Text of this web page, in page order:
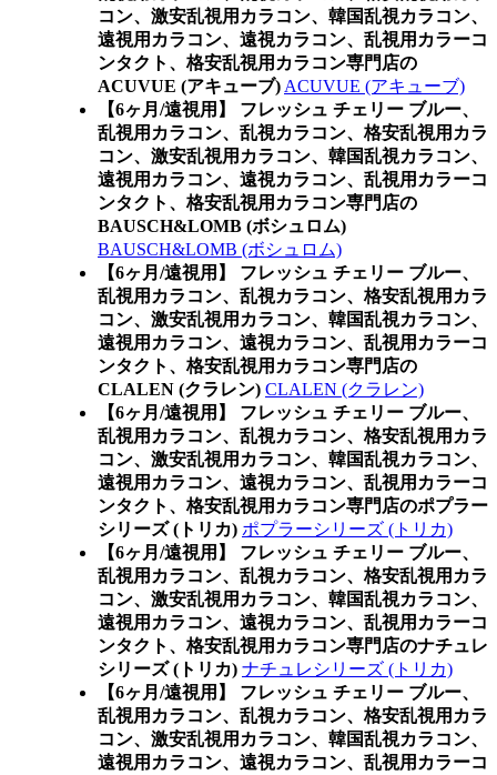
コン、激安乱視用カラコン、韓国乱視カラコン、
遠視用カラコン、遠視カラコン、乱視用カラーコ
ンタクト、格安乱視用カラコン専門店の
ACUVUE (アキューブ) ACUVUE (アキューブ)
【6ヶ月/遠視用】 フレッシュ チェリー ブルー、
乱視用カラコン、乱視カラコン、格安乱視用カラ
コン、激安乱視用カラコン、韓国乱視カラコン、
遠視用カラコン、遠視カラコン、乱視用カラーコ
ンタクト、格安乱視用カラコン専門店の
BAUSCH&LOMB (ボシュロム)
BAUSCH&LOMB (ボシュロム)
【6ヶ月/遠視用】 フレッシュ チェリー ブルー、
乱視用カラコン、乱視カラコン、格安乱視用カラ
コン、激安乱視用カラコン、韓国乱視カラコン、
遠視用カラコン、遠視カラコン、乱視用カラーコ
ンタクト、格安乱視用カラコン専門店の
CLALEN (クラレン) CLALEN (クラレン)
【6ヶ月/遠視用】 フレッシュ チェリー ブルー、
乱視用カラコン、乱視カラコン、格安乱視用カラ
コン、激安乱視用カラコン、韓国乱視カラコン、
遠視用カラコン、遠視カラコン、乱視用カラーコ
ンタクト、格安乱視用カラコン専門店のポプラー
シリーズ (トリカ) ポプラーシリーズ (トリカ)
【6ヶ月/遠視用】 フレッシュ チェリー ブルー、
乱視用カラコン、乱視カラコン、格安乱視用カラ
コン、激安乱視用カラコン、韓国乱視カラコン、
遠視用カラコン、遠視カラコン、乱視用カラーコ
ンタクト、格安乱視用カラコン専門店のナチュレ
シリーズ (トリカ) ナチュレシリーズ (トリカ)
【6ヶ月/遠視用】 フレッシュ チェリー ブルー、
乱視用カラコン、乱視カラコン、格安乱視用カラ
コン、激安乱視用カラコン、韓国乱視カラコン、
遠視用カラコン、遠視カラコン、乱視用カラーコ